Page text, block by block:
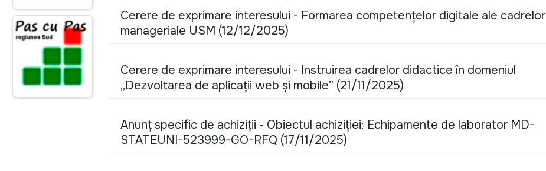
Cerere de exprimare interesului - Formarea competențelor digitale ale cadrelor
manageriale USM (12/12/2025)
Cerere de exprimare interesului - Instruirea cadrelor didactice în domeniul
„Dezvoltarea de aplicații web și mobile” (21/11/2025)
Anunț specific de achiziții - Obiectul achiziției: Echipamente de laborator MD-
STATEUNI-523999-GO-RFQ (17/11/2025)